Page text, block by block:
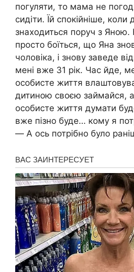
погуляти, то мама не
сидіти. Їй спокійніше, коли
знаходиться поруч з Яною.
просто боїться, що Яна
чоловіка, і знову заведе
мені вже 31 рік. Час йде,
особисте життя
дитиною своєю займайся,
особисте життя думати
вже пізно буде… кому я
— А ось потрібно було